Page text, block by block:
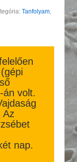
Tanfolyam,
án volt.
Az
nap.